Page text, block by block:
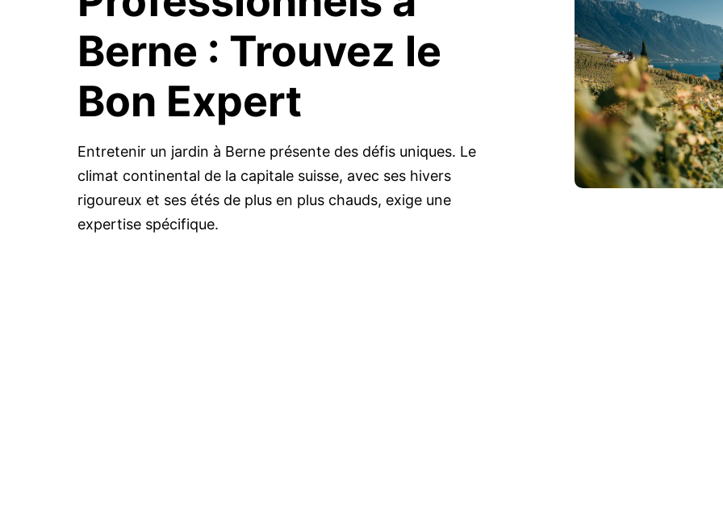
Berne : Trouvez le
Bon Expert
Entretenir un jardin à Berne présente des défis uniques. Le
climat continental de la capitale suisse, avec ses hivers
rigoureux et ses étés de plus en plus chauds, exige une
expertise spécifique.